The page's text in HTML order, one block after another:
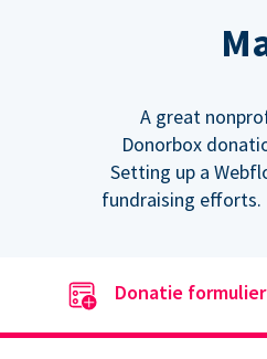
A great
Donorbox
Setting up a
fundraising efforts.
Donatie formulier